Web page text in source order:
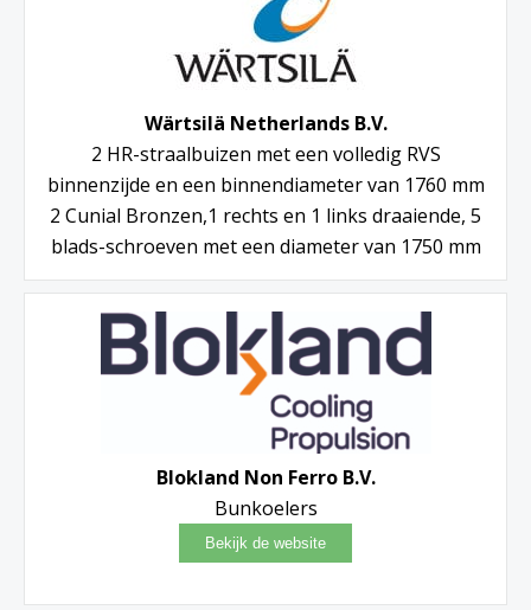
Wärtsilä Netherlands B.V.
2 HR-straalbuizen met een volledig RVS
binnenzijde en een binnendiameter van 1760 mm
2 Cunial Bronzen,1 rechts en 1 links draaiende, 5
blads-schroeven met een diameter van 1750 mm
Blokland Non Ferro B.V.
Bunkoelers